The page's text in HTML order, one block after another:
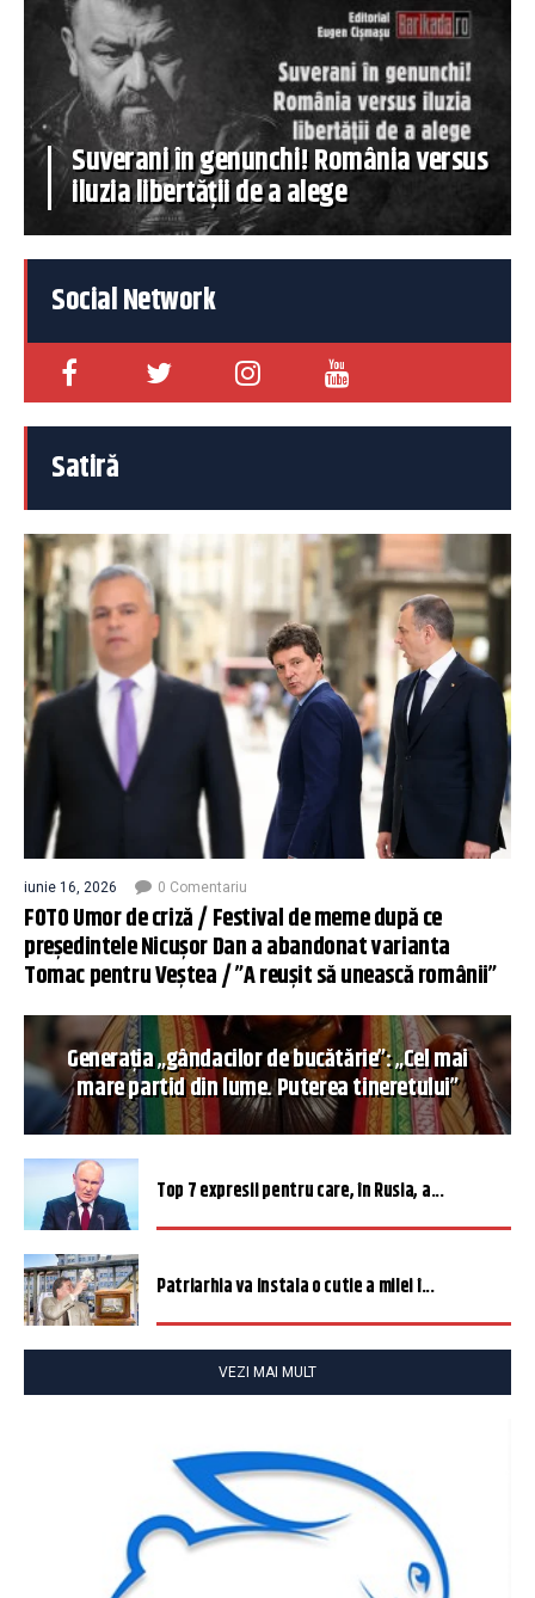
Suverani în genunchi! România versus
iluzia libertății de a alege
Social Network
Satiră
iunie 16, 2026 0 Comentariu
FOTO Umor de criză / Festival de meme după ce
președintele Nicușor Dan a abandonat varianta
Tomac pentru Veștea / ”A reușit să unească românii”
Generația „gândacilor de bucătărie”: „Cel mai
mare partid din lume. Puterea tineretului”
Top 7 expresii pentru care, în Rusia, a...
Patriarhia va instala o cutie a milei î...
VEZI MAI MULT